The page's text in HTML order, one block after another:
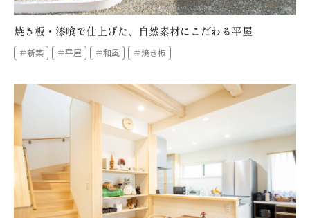
焼き板・漆喰で仕上げた、自然素材にこだわる平屋
＃新築 ＃平屋 ＃和風 ＃焼き板